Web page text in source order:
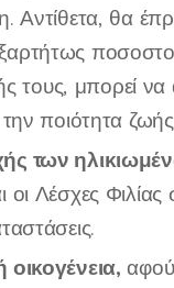
θα
τους, μπορεί
ποιότητα
των
Λέσχες
οικογένεια, αφού